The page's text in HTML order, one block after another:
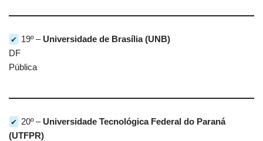
✔ 19º – Universidade de Brasília (UNB)
DF
Pública
✔ 20º – Universidade Tecnológica Federal do Paraná
(UTFPR)